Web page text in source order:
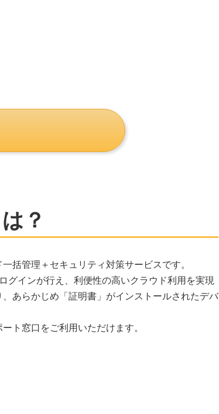
？
括管理＋セキュリティ対策サービスです。
グインが行え、利便性の高いクラウド利用を実現
あらかじめ「証明書」がインストールされたデバ
ト窓口をご利用いただけます。